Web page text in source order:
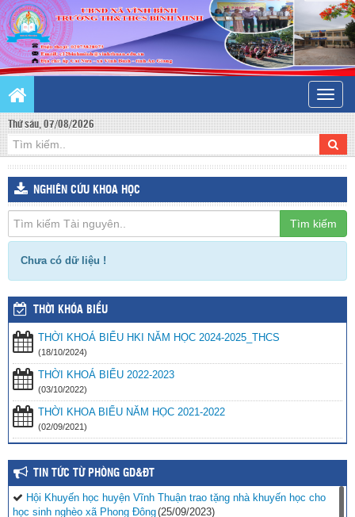
Toggle
Thứ sáu, 07/08/2026
NGHIÊN CỨU KHOA HỌC
Tìm kiếm
Chưa có dữ liệu !
THỜI KHÓA BIỂU
THỜI KHOÁ BIỂU HKI NĂM HỌC 2024-2025_THCS
(18/10/2024)
THỜI KHOÁ BIỂU 2022-2023
(03/10/2022)
THỜI KHOA BIỂU NĂM HỌC 2021-2022
(02/09/2021)
TIN TỨC TỪ PHÒNG GD&ĐT
Hội Khuyến học huyện Vĩnh Thuận trao tặng nhà khuyến học cho
học sinh nghèo xã Phong Đông(25/09/2023)